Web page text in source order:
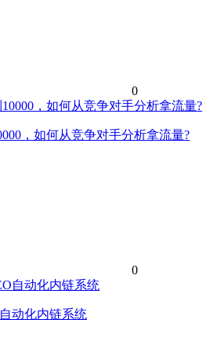
0
，如何从竞争对手分析拿流量?
0
动化内链系统